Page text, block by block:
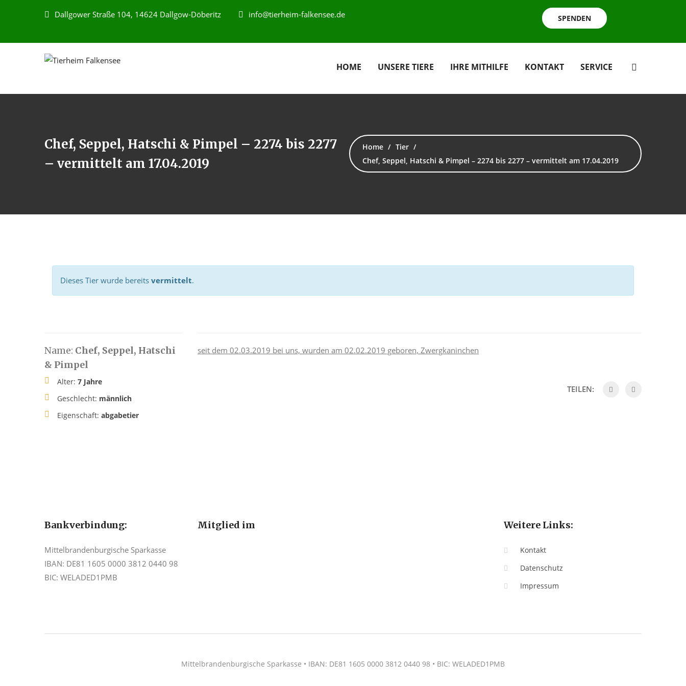
Dallgower Straße 104, 14624 Dallgow-Döberitz info@tierheim-falkensee.de SPENDEN
HOME UNSERE TIERE IHRE MITHILFE KONTAKT SERVICE
Chef, Seppel, Hatschi & Pimpel – 2274 bis 2277
– vermittelt am 17.04.2019
Home
Tier
Chef, Seppel, Hatschi & Pimpel – 2274 bis 2277 – vermittelt am 17.04.2019
Dieses Tier wurde bereits vermittelt.
Name: Chef, Seppel, Hatschi
& Pimpel
Alter: 7 Jahre
Geschlecht: männlich
Eigenschaft: abgabetier
seit dem 02.03.2019 bei uns, wurden am 02.02.2019 geboren, Zwergkaninchen
TEILEN:
Bankverbindung:
Mittelbrandenburgische Sparkasse
IBAN: DE81 1605 0000 3812 0440 98
BIC: WELADED1PMB
Mitglied im Weitere Links:
Kontakt
Datenschutz
Impressum
Mittelbrandenburgische Sparkasse • IBAN: DE81 1605 0000 3812 0440 98 • BIC: WELADED1PMB